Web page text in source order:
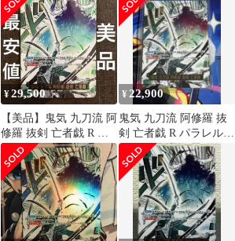
¥29,500
【美品】鬼気 九刀流 阿
修羅 抜剣 亡者戯 R パ
ラレル OP12-037
¥ 22,900
鬼気 九刀流 阿修羅 抜
剣 亡者戯 R パラレル
OP12-037